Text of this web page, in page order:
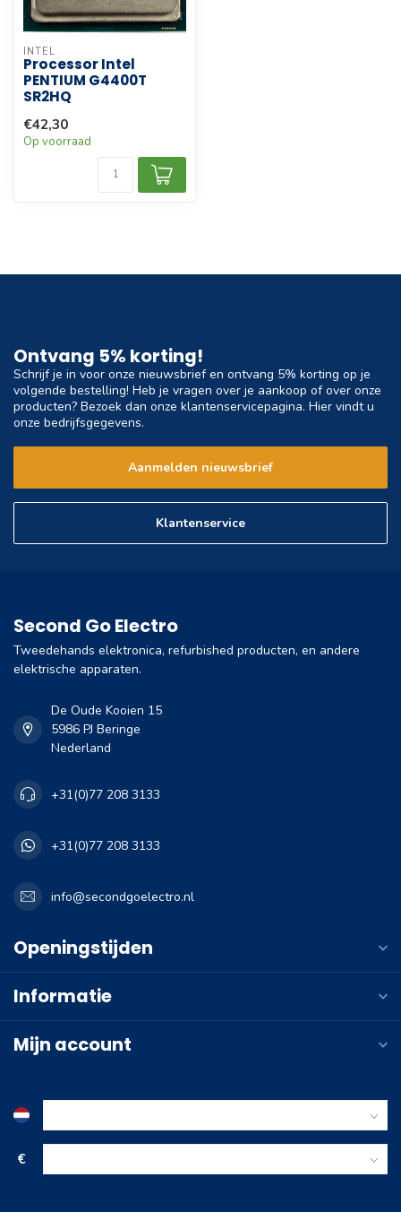
INTEL
Processor Intel
PENTIUM G4400T
SR2HQ
€42,30
Op voorraad
Ontvang 5% korting!
Schrijf je in voor onze nieuwsbrief en ontvang 5% korting op je
volgende bestelling! Heb je vragen over je aankoop of over onze
producten? Bezoek dan onze klantenservicepagina. Hier vindt u
onze bedrijfsgegevens.
Aanmelden nieuwsbrief
Klantenservice
Second Go Electro
Tweedehands elektronica, refurbished producten, en andere
elektrische apparaten.
De Oude Kooien 15
5986 PJ Beringe
Nederland
+31(0)77 208 3133
+31(0)77 208 3133
info@secondgoelectro.nl
Openingstijden
Informatie
Mijn account
€